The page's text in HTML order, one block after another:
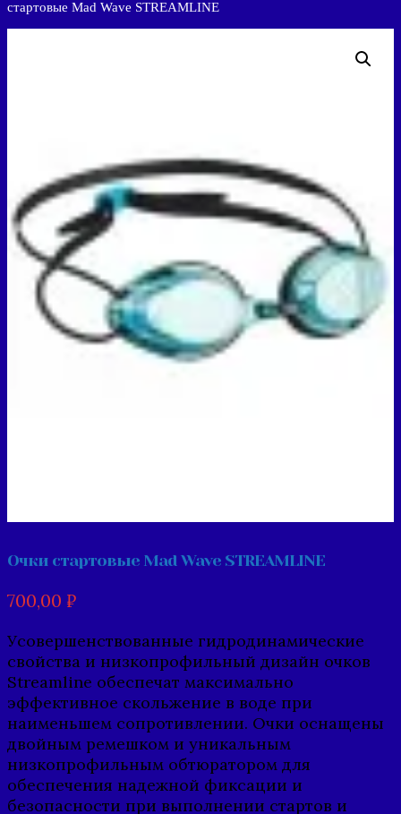
стартовые Mad Wave STREAMLINE
Очки стартовые Mad Wave STREAMLINE
700,00 ₽
Усовершенствованные гидродинамические
свойства и низкопрофильный дизайн очков
Streamline обеспечат максимально
эффективное скольжение в воде при
наименьшем сопротивлении. Очки оснащены
двойным ремешком и уникальным
низкопрофильным обтюратором для
обеспечения надежной фиксации и
безопасности при выполнении стартов и